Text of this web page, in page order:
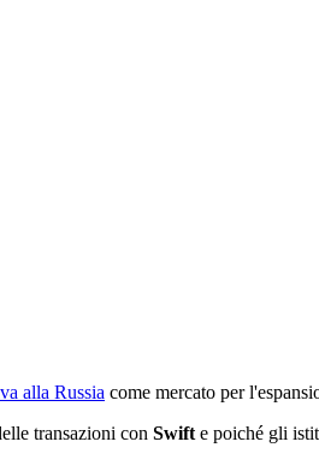
alla Russia come mercato per
transazioni con Swifte poiché gli